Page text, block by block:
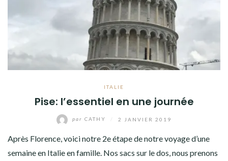
ITALIE
Pise: l’essentiel en une journée
par CATHY 2 JANVIER 2019
Après Florence, voici notre 2e étape de notre voyage d’une
semaine en Italie en famille. Nos sacs sur le dos, nous prenons